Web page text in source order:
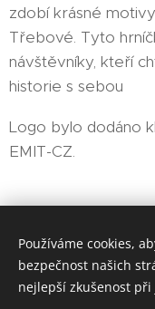
zdobí krásné
Třebové. Tyto
návštěvníky, kteří
historie s sebou😊
Logo bylo dodáno
EMIT-CZ.
EMIT-
Vytvořeno
Používáme cookies,
bezpečnost našich
nejlepší zkušenost při